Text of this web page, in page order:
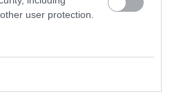
user protection.